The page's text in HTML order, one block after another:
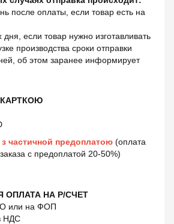
после оплаты, если товар есть на
если товар нужно изготавливать
производства сроки отправки
об этом заранее информирует
з частичной предоплатою (оплата
с предоплатой 20-50%)
ОПЛАТА НА Р/СЧЕТ
или на ФОП
НДС